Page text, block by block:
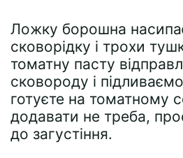
Ложку борошна
сковорідку і трохи
томатну пасту
сковороду і
готуєте на томатному
додавати не треба,
до загустіння.